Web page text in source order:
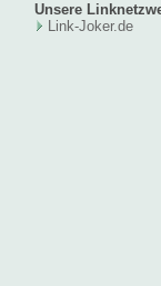
Unsere
Link-Joker.de